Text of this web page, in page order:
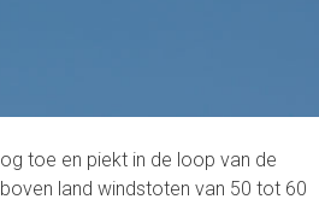
toe en piekt in de loop van de
land windstoten van 50 tot 60